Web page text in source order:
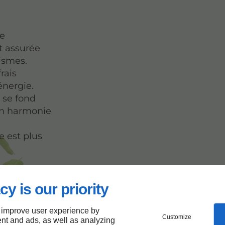
is our priority
user experience by
and ads, as well as analyzing
Customize
assurée
fond
harmonie
est plus
votre